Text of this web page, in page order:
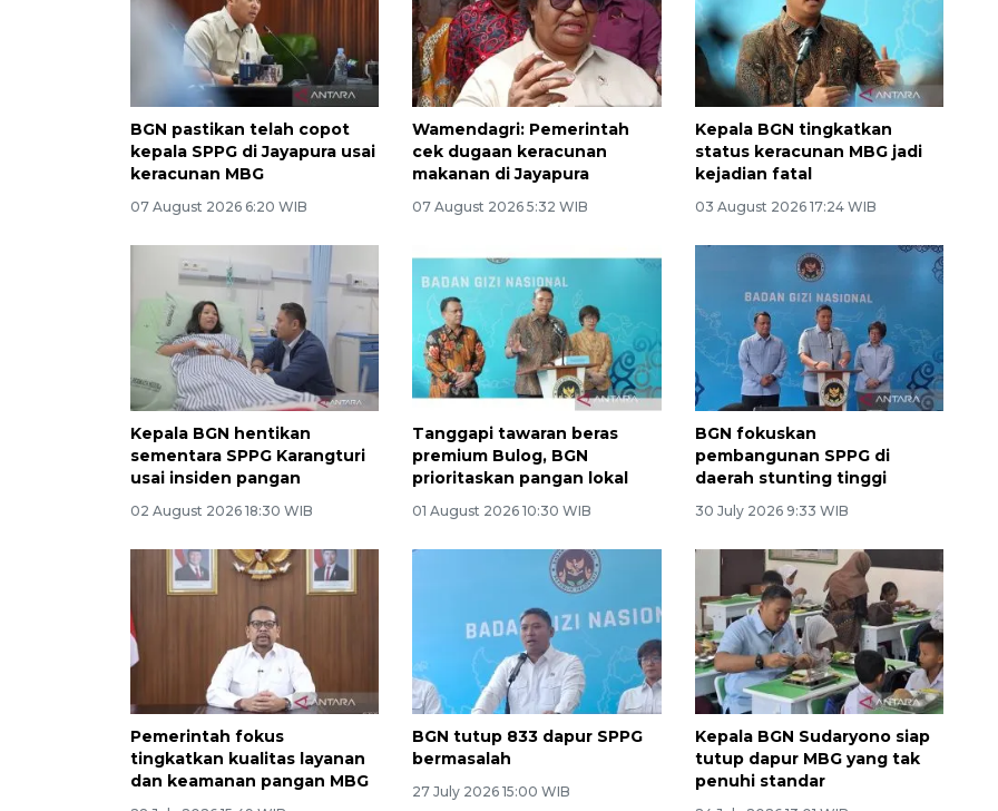
BGN pastikan telah copot
kepala SPPG di Jayapura usai
keracunan MBG
07 August 2026 6:20 WIB
Wamendagri: Pemerintah
cek dugaan keracunan
makanan di Jayapura
07 August 2026 5:32 WIB
Kepala BGN tingkatkan
status keracunan MBG jadi
kejadian fatal
03 August 2026 17:24 WIB
Kepala BGN hentikan
sementara SPPG Karangturi
usai insiden pangan
02 August 2026 18:30 WIB
Tanggapi tawaran beras
premium Bulog, BGN
prioritaskan pangan lokal
01 August 2026 10:30 WIB
BGN fokuskan
pembangunan SPPG di
daerah stunting tinggi
30 July 2026 9:33 WIB
Pemerintah fokus
tingkatkan kualitas layanan
dan keamanan pangan MBG
BGN tutup 833 dapur SPPG
bermasalah
27 July 2026 15:00 WIB
Kepala BGN Sudaryono siap
tutup dapur MBG yang tak
penuhi standar